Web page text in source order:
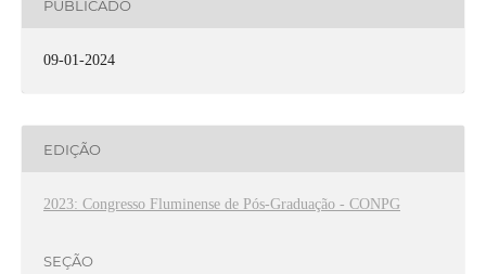
PUBLICADO
09-01-2024
EDIÇÃO
2023: Congresso Fluminense de Pós-Graduação - CONPG
SEÇÃO